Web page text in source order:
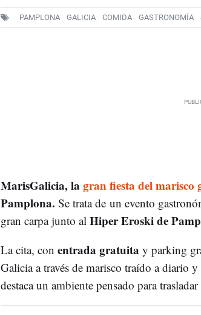
PAMPLONA GALICIA COMIDA GASTRONOMÍA
MarisGalicia, la gran fiesta del marisco
Pamplona. Se trata de un evento
gran carpa junto al Hiper Eroski de
La cita, con entrada gratuita y parking
Galicia a través de marisco traído a diario
destaca un ambiente pensado para